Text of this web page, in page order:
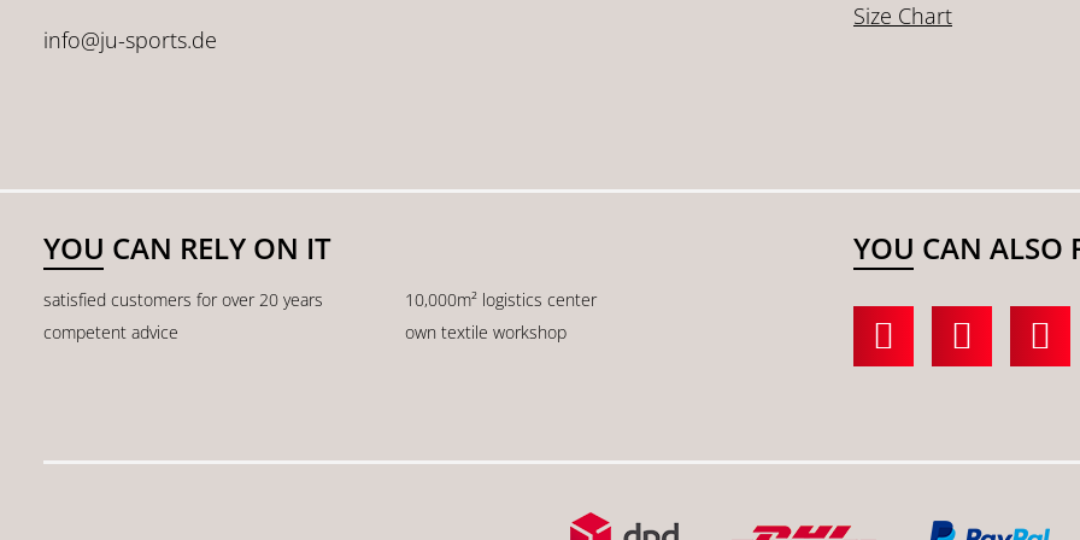
info@ju-sports.de
Size Chart
YOU CAN RELY ON IT
satisfied customers for over 20 years
10,000m² logistics center
competent advice
own textile workshop
YOU CAN ALSO